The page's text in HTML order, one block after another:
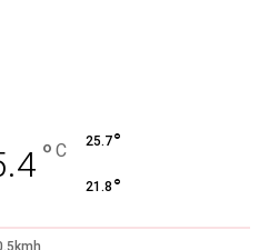
° C 25.7°
21.8 °